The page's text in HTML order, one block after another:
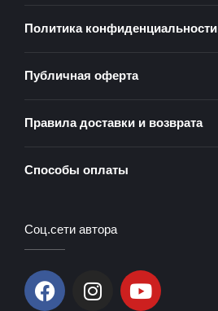
Политика конфиденциальности
Публичная оферта
Правила доставки и возврата
Способы оплаты
Соц.сети автора
F
a
I
n
Y
o